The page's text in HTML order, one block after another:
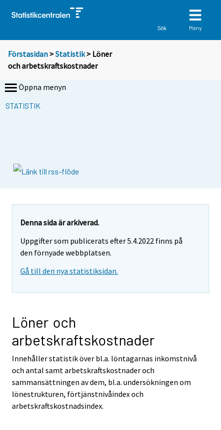
Sök Meny
Förstasidan >Statistik > Löner
och arbetskraftskostnader
Öppna menyn
STATISTIK
Denna sida är arkiverad.
Uppgifter som publicerats efter 5.4.2022 finns på
den förnyade webbplatsen.
Gå till den nya statistiksidan.
Löner och
arbetskraftskostnader
Innehåller statistik över bl.a. löntagarnas inkomstnivå
och antal samt arbetskraftskostnader och
sammansättningen av dem, bl.a. undersökningen om
lönestrukturen, förtjänstnivåindex och
arbetskraftskostnadsindex.